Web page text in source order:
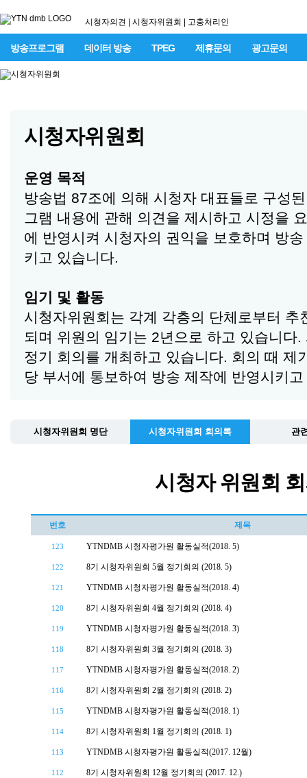
시청자의견 시청자위원회 고충처리인
방송프로그램 데이터 방송 TPEG 제휴문의 광고문의
시청자위원회
운영 목적
방송법 87조에 의해 시청자 대표들로 구성
그램 내용에 관해 의견을 제시하고 시정을
에 반영시켜 시청자의 권익을 보호하며 방
키고 있습니다.
임기 및 활동
시청자위원회는 각계 각층의 단체로부터 추
되며 위원의 임기는 2년으로 하고 있습니다
정기 회의를 개최하고 있습니다. 회의 때 제
당 부서에 통보하여 방송 제작에 반영시키
시청자위원회 명단 시청자위원회 회의록 관
시청자 위원회
번호 제목
123 YTNDMB 시청자평가원 활동실적(2018. 5)
122 8기 시청자위원회 5월 정기회의 (2018. 5)
121 YTNDMB 시청자평가원 활동실적(2018. 4)
120 8기 시청자위원회 4월 정기회의 (2018. 4)
119 YTNDMB 시청자평가원 활동실적(2018. 3)
118 8기 시청자위원회 3월 정기회의 (2018. 3)
117 YTNDMB 시청자평가원 활동실적(2018. 2)
116 8기 시청자위원회 2월 정기회의 (2018. 2)
115 YTNDMB 시청자평가원 활동실적(2018. 1)
114 8기 시청자위원회 1월 정기회의 (2018. 1)
113 YTNDMB 시청자평가원 활동실적(2017. 12월)
112 8기 시청자위원회 12월 정기회의 (2017. 12.)